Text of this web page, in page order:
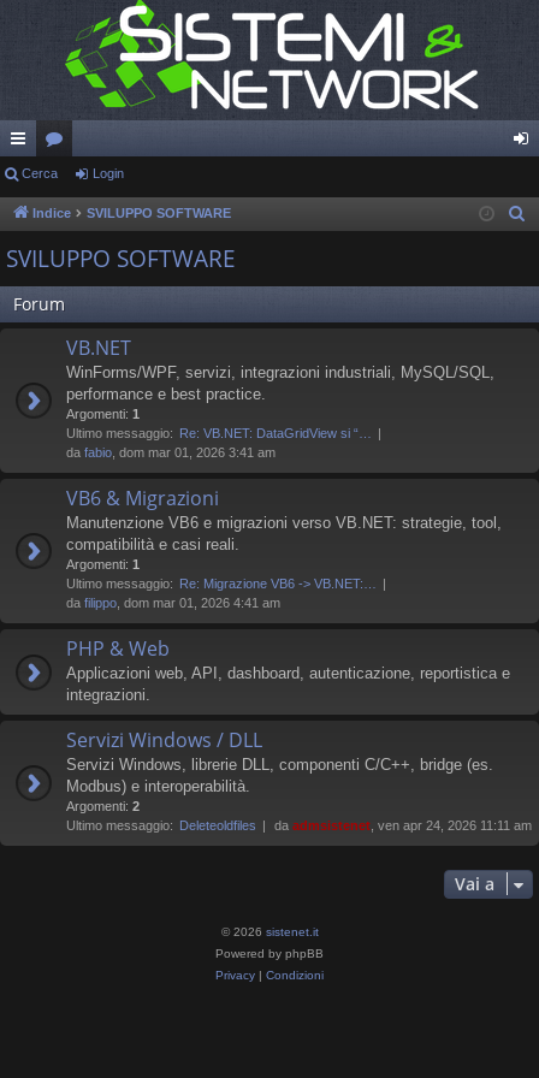
oll
eg
a
m
en
R
or
u
m
in
Cerca Login
Indice SVILUPPO SOFTWARE
SVILUPPO SOFTWARE
Forum
VB.NET
WinForms/WPF, servizi, integrazioni industriali, MySQL/SQL,
performance e best practice.
Argomenti: 1
Ultimo messaggio: Re: VB.NET: DataGridView si “…
da fabio , dom mar 01, 2026 3:41 am
VB6 & Migrazioni
Manutenzione VB6 e migrazioni verso VB.NET: strategie, tool,
compatibilità e casi reali.
Argomenti: 1
Ultimo messaggio: Re: Migrazione VB6 -> VB.NET:…
da filippo , dom mar 01, 2026 4:41 am
PHP & Web
Applicazioni web, API, dashboard, autenticazione, reportistica e
integrazioni.
Servizi Windows / DLL
Servizi Windows, librerie DLL, componenti C/C++, bridge (es.
Modbus) e interoperabilità.
Argomenti: 2
Ultimo messaggio: Deleteoldfiles da admsistenet , ven apr 24, 2026 11:11 am
Vai a
© 2026 sistenet.it
Powered by phpBB
Privacy | Condizioni